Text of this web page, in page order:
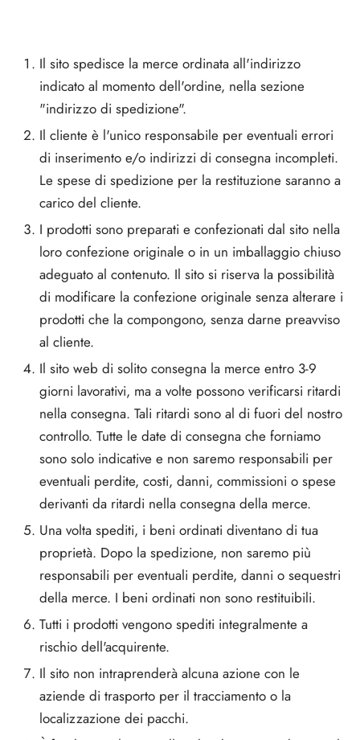
Il sito spedisce la merce ordinata all'indirizzo
indicato al momento dell'ordine, nella sezione
"indirizzo di spedizione".
Il cliente è l'unico responsabile per eventuali errori
di inserimento e/o indirizzi di consegna incompleti.
Le spese di spedizione per la restituzione saranno a
carico del cliente.
I prodotti sono preparati e confezionati dal sito nella
loro confezione originale o in un imballaggio chiuso
adeguato al contenuto. Il sito si riserva la possibilità
di modificare la confezione originale senza alterare i
prodotti che la compongono, senza darne preavviso
al cliente.
Il sito web di solito consegna la merce entro 3-9
giorni lavorativi, ma a volte possono verificarsi ritardi
nella consegna. Tali ritardi sono al di fuori del nostro
controllo. Tutte le date di consegna che forniamo
sono solo indicative e non saremo responsabili per
eventuali perdite, costi, danni, commissioni o spese
derivanti da ritardi nella consegna della merce.
Una volta spediti, i beni ordinati diventano di tua
proprietà. Dopo la spedizione, non saremo più
responsabili per eventuali perdite, danni o sequestri
della merce. I beni ordinati non sono restituibili.
Tutti i prodotti vengono spediti integralmente a
rischio dell'acquirente.
Il sito non intraprenderà alcuna azione con le
aziende di trasporto per il tracciamento o la
localizzazione dei pacchi.